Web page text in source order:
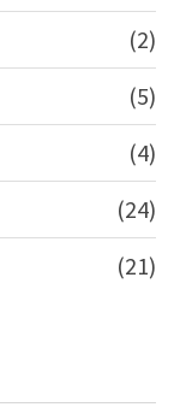
(2)
(5)
(4)
(24)
(21)